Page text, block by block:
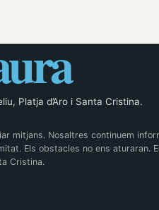
Platja d’Aro i Santa Cristina.
mitjans. Nosaltres continuem
Els obstacles no ens aturaran.
Cristina.